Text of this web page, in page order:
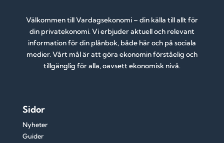
Välkommen till Vardagsekonomi – din källa till allt för
din privatekonomi. Vi erbjuder aktuell och relevant
information för din plånbok, både här och på sociala
medier. Vårt mål är att göra ekonomin förståelig och
tillgänglig för alla, oavsett ekonomisk nivå.
Sidor
Nyheter
Guider